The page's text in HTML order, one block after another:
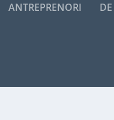
ANTREPRENORI